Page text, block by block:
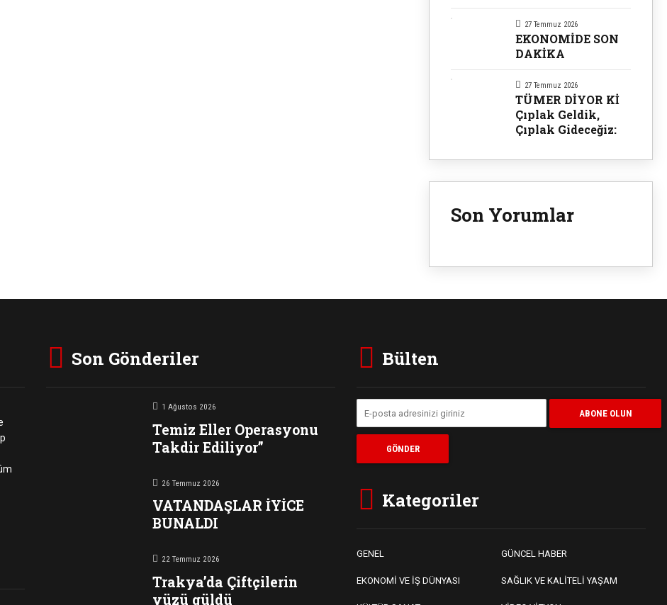
27 Temmuz 2026
EKONOMİDE SON
DAKİKA
27 Temmuz 2026
TÜMER DİYOR Kİ
Çıplak Geldik,
Çıplak Gideceğiz:
Son Yorumlar
Son Gönderiler
1 Ağustos 2026
Temiz Eller Operasyonu
Takdir Ediliyor”
26 Temmuz 2026
VATANDAŞLAR İYİCE
BUNALDI
22 Temmuz 2026
Trakya’da Çiftçilerin
yüzü güldü
Bülten
Kategoriler
GENEL GÜNCEL HABER
EKONOMİ VE İŞ DÜNYASI SAĞLIK VE KALİTELİ YAŞAM